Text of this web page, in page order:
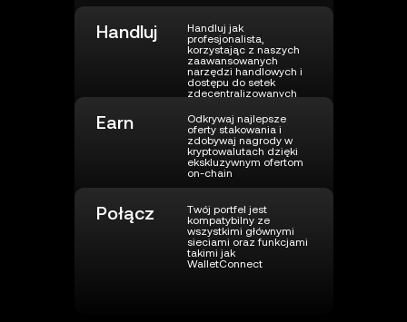
Handluj
Handluj jak
profesjonalista,
korzystając z naszych
zaawansowanych
narzędzi handlowych i
dostępu do setek
zdecentralizowanych
realizować transakcje
po najlepszej cenie.
Earn
Odkrywaj najlepsze
oferty stakowania i
zdobywaj nagrody w
kryptowalutach dzięki
ekskluzywnym ofertom
on-chain
Połącz
Twój portfel jest
kompatybilny ze
wszystkimi głównymi
sieciami oraz funkcjami
takimi jak
WalletConnect